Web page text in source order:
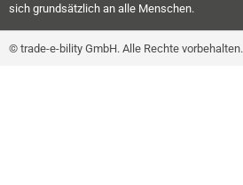
sich grundsätzlich an alle Menschen.
© trade-e-bility GmbH. Alle Rechte vorbehalten.